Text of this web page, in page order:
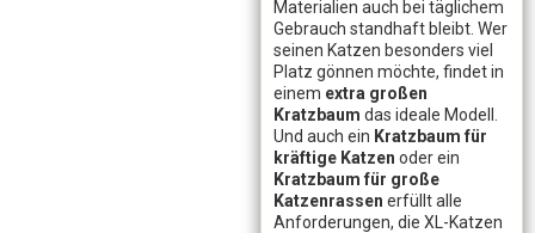
Materialien auch bei täglichem
Gebrauch standhaft bleibt. Wer
seinen Katzen besonders viel
Platz gönnen möchte, findet in
einem extra großen
Kratzbaum das ideale Modell.
Und auch ein Kratzbaum für
kräftige Katzen oder ein
Kratzbaum für große
Katzenrassen erfüllt alle
Anforderungen, die XL-Katzen